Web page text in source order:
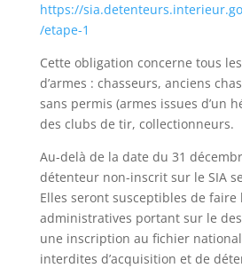
https://
/etape-1
Cette obligation concerne tous
d’armes : chasseurs, anciens
sans permis (armes issues d’un
des clubs de tir, collectionneurs.
Au-delà de la date du 31
détenteur non-inscrit sur le SIA
Elles seront susceptibles de faire
administratives portant sur le
une inscription au fichier
interdites d’acquisition et de